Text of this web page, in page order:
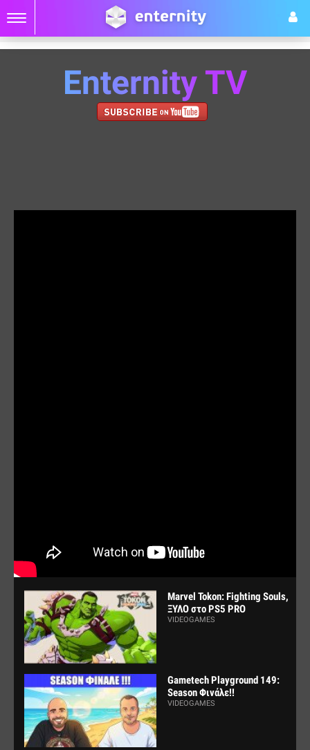
Enternity TV
Marvel Tokon: Fighting Souls,
ΞΥΛΟ στο PS5 PRO
VIDEOGAMES
Gametech Playground 149:
Season Φινάλε!!
VIDEOGAMES